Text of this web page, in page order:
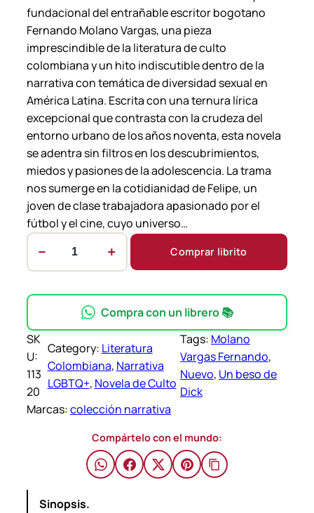
fundacional del entrañable escritor bogotano
Fernando Molano Vargas, una pieza
imprescindible de la literatura de culto
colombiana y un hito indiscutible dentro de la
narrativa con temática de diversidad sexual en
América Latina. Escrita con una ternura lírica
excepcional que contrasta con la crudeza del
entorno urbano de los años noventa, esta novela
se adentra sin filtros en los descubrimientos,
miedos y pasiones de la adolescencia. La trama
nos sumerge en la cotidianidad de Felipe, un
joven de clase trabajadora apasionado por el
fútbol y el cine, cuyo universo…
n
b
s
o
d
e
D
i
M
− + Comprar librito
Compra con un librero 📚
SK
U:
113
20
Category: Literatura
Colombiana, Narrativa
LGBTQ+, Novela de Culto
Tags: Molano
Vargas Fernando
Nuevo, Un beso de
Dick
Marcas:colección narrativa
Compártelo con el mundo:
Sinopsis.